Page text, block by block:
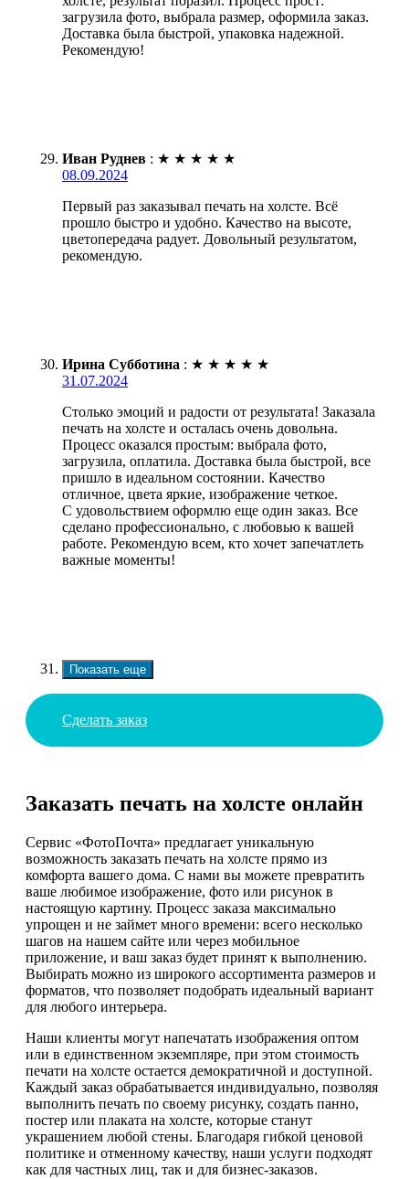
загрузила фото, выбрала размер, оформила заказ.
Доставка была быстрой, упаковка надежной.
Рекомендую!
Иван Руднев : ★ ★ ★ ★ ★
08.09.2024
Первый раз заказывал печать на холсте. Всё
прошло быстро и удобно. Качество на высоте,
цветопередача радует. Довольный результатом,
рекомендую.
Ирина Субботина : ★ ★ ★ ★ ★
31.07.2024
Столько эмоций и радости от результата! Заказала
печать на холсте и осталась очень довольна.
Процесс оказался простым: выбрала фото,
загрузила, оплатила. Доставка была быстрой, все
пришло в идеальном состоянии. Качество
отличное, цвета яркие, изображение четкое.
С удовольствием оформлю еще один заказ. Все
сделано профессионально, с любовью к вашей
работе. Рекомендую всем, кто хочет запечатлеть
важные моменты!
Показать еще
Сделать заказ
Заказать печать на холсте онлайн
Сервис «ФотоПочта» предлагает уникальную
возможность заказать печать на холсте прямо из
комфорта вашего дома. С нами вы можете превратить
ваше любимое изображение, фото или рисунок в
настоящую картину. Процесс заказа максимально
упрощен и не займет много времени: всего несколько
шагов на нашем сайте или через мобильное
приложение, и ваш заказ будет принят к выполнению.
Выбирать можно из широкого ассортимента размеров и
форматов, что позволяет подобрать идеальный вариант
для любого интерьера.
Наши клиенты могут напечатать изображения оптом
или в единственном экземпляре, при этом стоимость
печати на холсте остается демократичной и доступной.
Каждый заказ обрабатывается индивидуально, позволяя
выполнить печать по своему рисунку, создать панно,
постер или плаката на холсте, которые станут
украшением любой стены. Благодаря гибкой ценовой
политике и отменному качеству, наши услуги подходят
как для частных лиц, так и для бизнес-заказов.